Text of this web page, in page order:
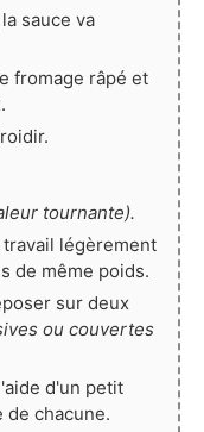
sauce va
fromage râpé et
tournante).
légèrement
de même poids.
sur deux
ou couvertes
d'un petit
de chacune.